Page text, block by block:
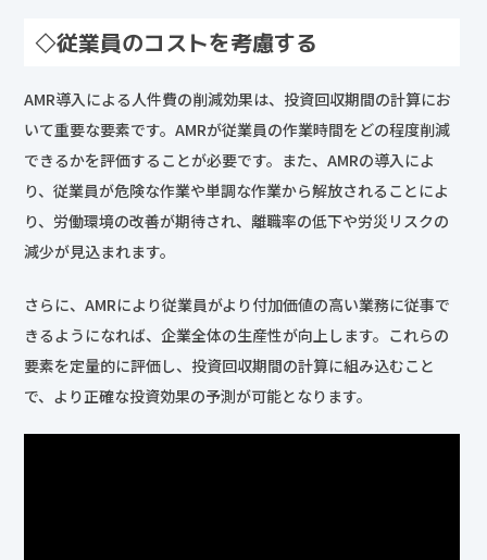
◇従業員のコストを考慮する
AMR導入による人件費の削減効果は、投資回収期間の計算にお
いて重要な要素です。AMRが従業員の作業時間をどの程度削減
できるかを評価することが必要です。また、AMRの導入によ
り、従業員が危険な作業や単調な作業から解放されることによ
り、労働環境の改善が期待され、離職率の低下や労災リスクの
減少が見込まれます。
さらに、AMRにより従業員がより付加価値の高い業務に従事で
きるようになれば、企業全体の生産性が向上します。これらの
要素を定量的に評価し、投資回収期間の計算に組み込むこと
で、より正確な投資効果の予測が可能となります。